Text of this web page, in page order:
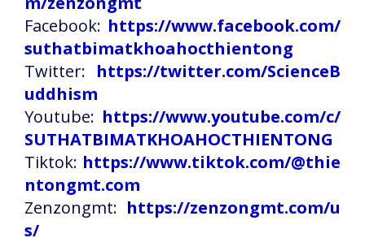
Facebook: https://www.facebook.com/
suthatbimatkhoahocthientong
Twitter: https://twitter.com/ScienceB
uddhism
Youtube: https://www.youtube.com/c/
SUTHATBIMATKHOAHOCTHIENTONG
Tiktok: https://www.tiktok.com/@thie
ntongmt.com
Zenzongmt: https://zenzongmt.com/u
s/